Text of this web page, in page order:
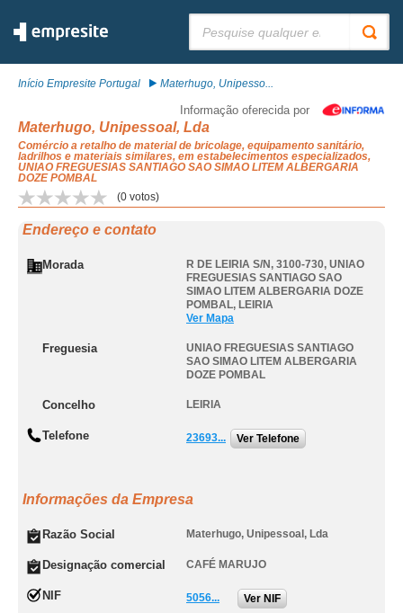
Início Empresite Portugal Materhugo, Unipesso...
Informação oferecida por
Materhugo, Unipessoal, Lda
Comércio a retalho de material de bricolage, equipamento sanitário,
ladrilhos e materiais similares, em estabelecimentos especializados,
UNIAO FREGUESIAS SANTIAGO SAO SIMAO LITEM ALBERGARIA
DOZE POMBAL
(0 votos)
Endereço e contato
Morada R DE LEIRIA S/N, 3100-730, UNIAO
FREGUESIAS SANTIAGO SAO
SIMAO LITEM ALBERGARIA DOZE
POMBAL, LEIRIA
Ver Mapa
Freguesia
UNIAO FREGUESIAS SANTIAGO
SAO SIMAO LITEM ALBERGARIA
DOZE POMBAL
Concelho LEIRIA
Telefone 23693... Ver Telefone
Informações da Empresa
Razão Social Materhugo, Unipessoal, Lda
Designação comercial CAFÉ MARUJO
NIF 5056... Ver NIF